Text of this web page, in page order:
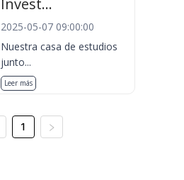
Invest...
2025-05-07 09:00:00
Nuestra casa de estudios
junto...
Leer más
1